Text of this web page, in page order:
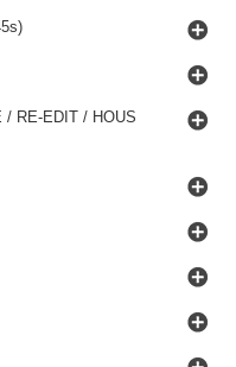
/ RE-EDIT / HOUS